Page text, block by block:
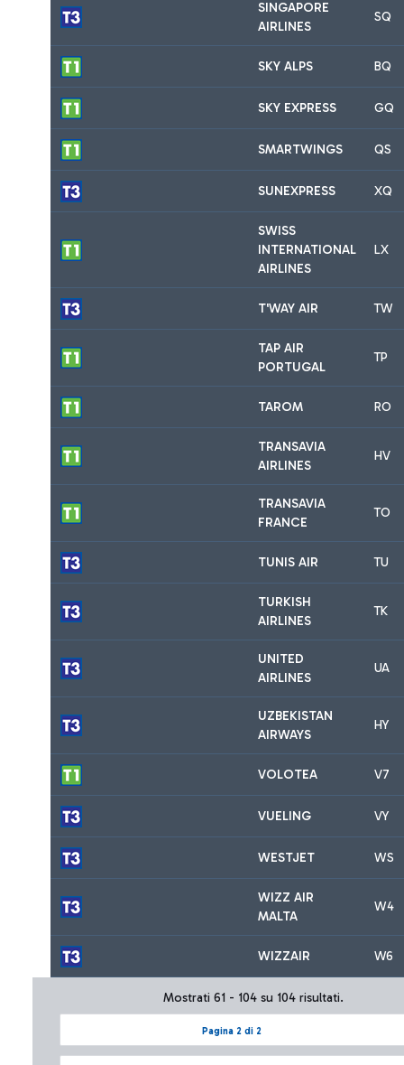
SINGAPORE
AIRLINES
SQ
SKY ALPS BQ
SKY EXPRESS GQ
SMARTWINGS QS
SUNEXPRESS XQ
SWISS
INTERNATIONAL
AIRLINES
LX
T'WAY AIR TW
TAP AIR
PORTUGAL
TP
TAROM RO
TRANSAVIA
AIRLINES
HV
TRANSAVIA
FRANCE
TO
TUNIS AIR TU
TURKISH
AIRLINES
TK
UNITED
AIRLINES
UA
UZBEKISTAN
AIRWAYS
HY
VOLOTEA V7
VUELING VY
WESTJET WS
WIZZ AIR
MALTA
W4
WIZZAIR W6
Pagina 2 di 2
Mostrati 61 - 104 su 104 risultati.